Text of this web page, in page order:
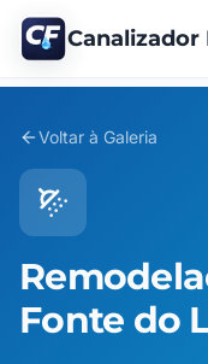
Canalizador
Voltar à Galeria
Fonte do